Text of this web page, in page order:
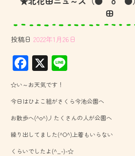
田
投稿日 2022年1月26日
F
ac
e
b
o
ok
X
☆い～お天気です！
今日はひよこ組がさくら今池公園へ
お散歩へ(^o^)丿たくさんの人が公園へ
繰り出してました(^O^)上着もいらない
くらいでしたよ(^_-)-☆